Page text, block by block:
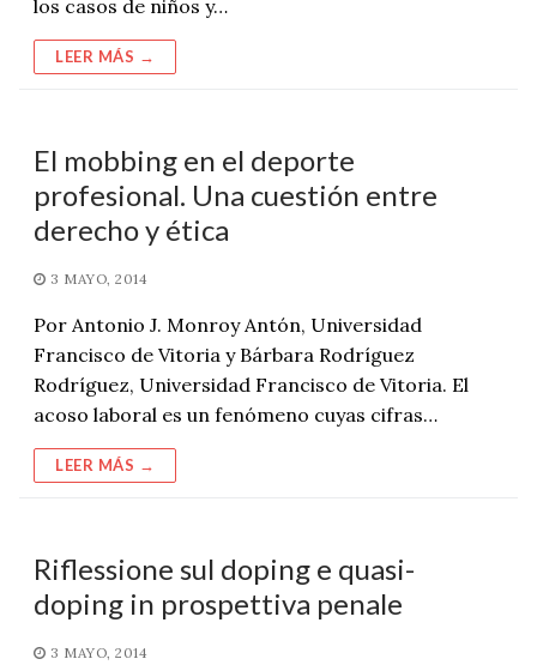
los casos de niños y…
LEER MÁS →
El mobbing en el deporte
profesional. Una cuestión entre
derecho y ética
3 MAYO, 2014
Por Antonio J. Monroy Antón, Universidad
Francisco de Vitoria y Bárbara Rodríguez
Rodríguez, Universidad Francisco de Vitoria. El
acoso laboral es un fenómeno cuyas cifras…
LEER MÁS →
Riflessione sul doping e quasi-
doping in prospettiva penale
3 MAYO, 2014